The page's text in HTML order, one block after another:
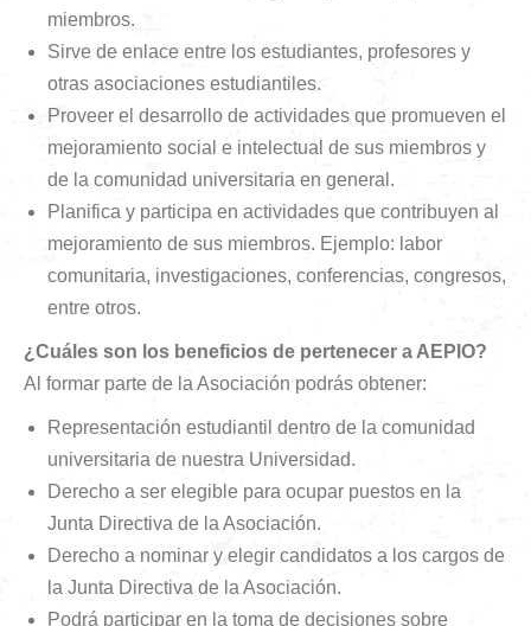
miembros.
Sirve de enlace entre los estudiantes, profesores y
otras asociaciones estudiantiles.
Proveer el desarrollo de actividades que promueven el
mejoramiento social e intelectual de sus miembros y
de la comunidad universitaria en general.
Planifica y participa en actividades que contribuyen al
mejoramiento de sus miembros. Ejemplo: labor
comunitaria, investigaciones, conferencias, congresos,
entre otros.
¿Cuáles son los beneficios de pertenecer a AEPIO?
Al formar parte de la Asociación podrás obtener:
Representación estudiantil dentro de la comunidad
universitaria de nuestra Universidad.
Derecho a ser elegible para ocupar puestos en la
Junta Directiva de la Asociación.
Derecho a nominar y elegir candidatos a los cargos de
la Junta Directiva de la Asociación.
Podrá participar en la toma de decisiones sobre